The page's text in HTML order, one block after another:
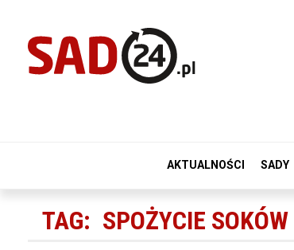
AKTUALNOŚCI SADY
TAG: SPOŻYCIE SOKÓW